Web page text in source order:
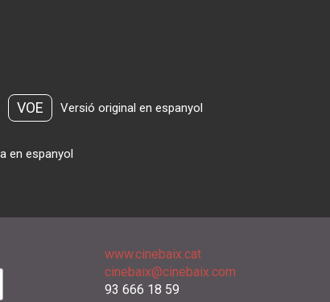
VOE Versió original en espanyol
en espanyol
www.cinebaix.cat
cinebaix@cinebaix.com
93 666 18 59